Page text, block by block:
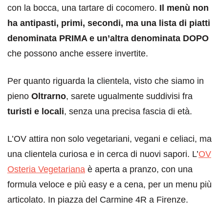
con la bocca, una tartare di cocomero. Il menù non
ha antipasti, primi, secondi, ma una lista di piatti
denominata PRIMA e un’altra denominata DOPO
che possono anche essere invertite.
Per quanto riguarda la clientela, visto che siamo in
pieno Oltrarno, sarete ugualmente suddivisi fra
turisti e locali, senza una precisa fascia di età.
L’OV attira non solo vegetariani, vegani e celiaci, ma
una clientela curiosa e in cerca di nuovi sapori. L’OV
Osteria Vegetariana è aperta a pranzo, con una
formula veloce e più easy e a cena, per un menu più
articolato. In piazza del Carmine 4R a Firenze.